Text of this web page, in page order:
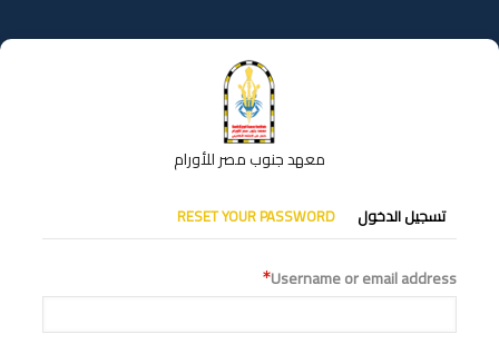
إلى
المحتوى
معهد جنوب مصر للأورام
التبويبات
الأساسية
تسجيل الدخول RESET YOUR PASSWORD
Username or email address